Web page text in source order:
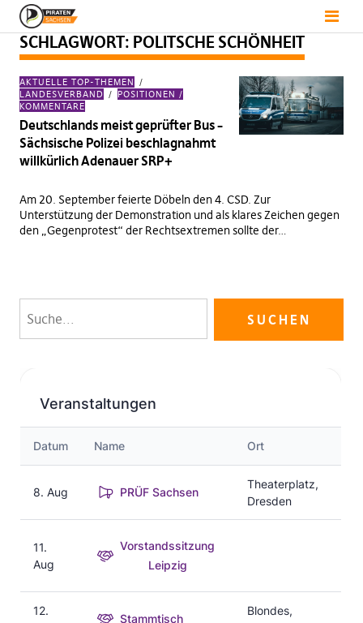
SCHLAGWORT: POLITSCHE SCHÖNHEIT
AKTUELLE TOP-THEMEN
LANDESVERBAND
POSITIONEN /
KOMMENTARE
Deutschlands meist geprüfter Bus –
Sächsische Polizei beschlagnahmt
willkürlich Adenauer SRP+
Am 20. September feierte Döbeln den 4. CSD. Zur
Unterstützung der Demonstration und als klares Zeichen gegen
den „Gegenprotest“ der Rechtsextremen sollte der…